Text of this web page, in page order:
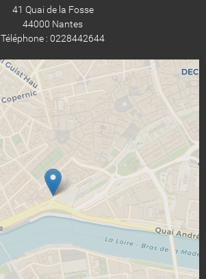
41 Quai de la Fosse
44000 Nantes
Téléphone : 0228442644